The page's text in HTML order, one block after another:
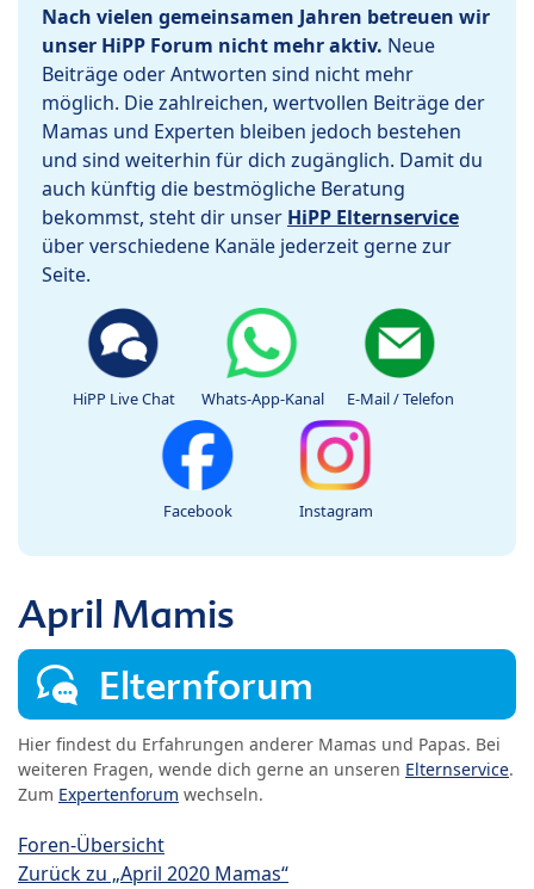
Nach vielen gemeinsamen Jahren betreuen wir
unser HiPP Forum nicht mehr aktiv. Neue
Beiträge oder Antworten sind nicht mehr
möglich. Die zahlreichen, wertvollen Beiträge der
Mamas und Experten bleiben jedoch bestehen
und sind weiterhin für dich zugänglich. Damit du
auch künftig die bestmögliche Beratung
bekommst, steht dir unser HiPP Elternservice
über verschiedene Kanäle jederzeit gerne zur
Seite.
HiPP Live Chat Whats-App-Kanal E-Mail / Telefon
Facebook Instagram
April Mamis
Elternforum
Hier findest du Erfahrungen anderer Mamas und Papas. Bei
weiteren Fragen, wende dich gerne an unseren Elternservice.
Zum Expertenforum wechseln.
Foren-Übersicht
Zurück zu „April 2020 Mamas“